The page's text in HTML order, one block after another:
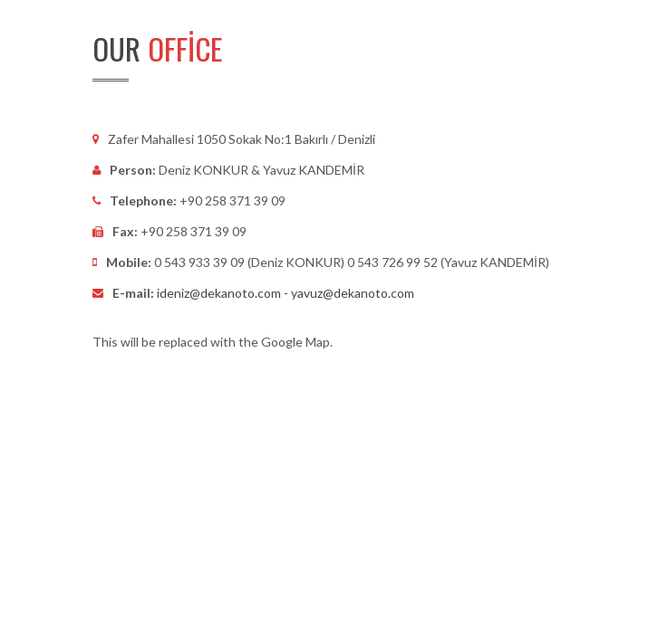
OUR OFFICE
Zafer Mahallesi 1050 Sokak No:1 Bakırlı / Denizli
Person: Deniz KONKUR & Yavuz KANDEMİR
Telephone: +90 258 371 39 09
Fax: +90 258 371 39 09
Mobile: 0 543 933 39 09 (Deniz KONKUR) 0 543 726 99 52 (Yavuz KANDEMİR)
E-mail: ideniz@dekanoto.com - yavuz@dekanoto.com
This will be replaced with the Google Map.